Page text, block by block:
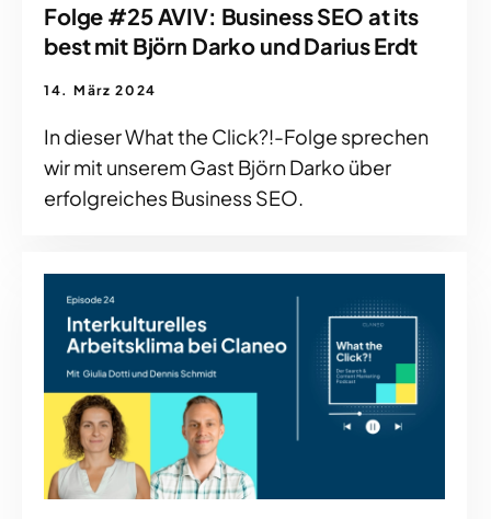
Folge #25 AVIV: Business SEO at its
best mit Björn Darko und Darius Erdt
14. März 2024
In dieser What the Click?!-Folge sprechen
wir mit unserem Gast Björn Darko über
erfolgreiches Business SEO.